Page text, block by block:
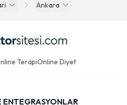
Ankara
TerapiOnline Diyet
ENTEGRASYONLAR